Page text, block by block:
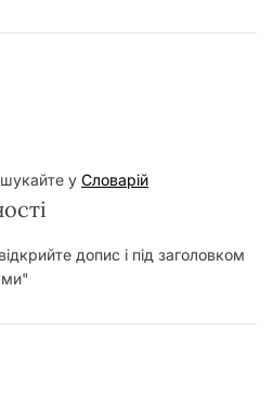
у Словарій
допис і під заголовком